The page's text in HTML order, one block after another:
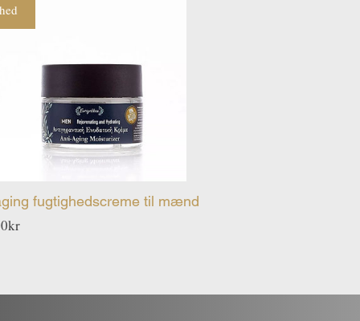
fugtighedscreme til mænd
Pris